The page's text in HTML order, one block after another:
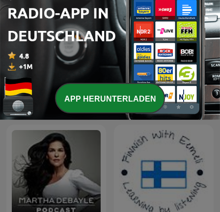
Despolariza
iTunes – On Purpose
Magazine
APP HERUNTERLADEN